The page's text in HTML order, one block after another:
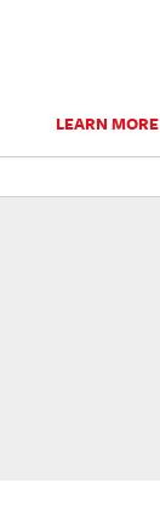
LEARN MORE